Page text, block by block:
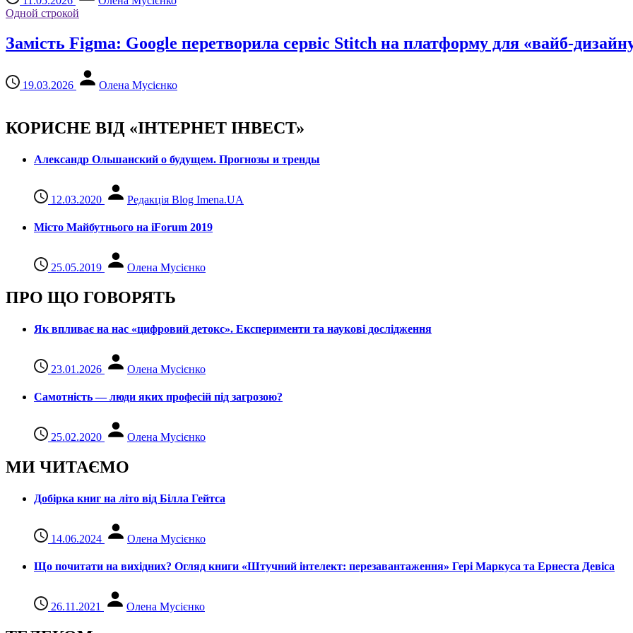
Одной строкой
Замість Figma: Google перетворила сервіс Stitch на платформу для «вайб-
19.03.2026 Олена Мусієнко
КОРИСНЕ ВІД «ІНТЕРНЕТ ІНВЕСТ»
Александр Ольшанский о будущем. Прогнозы и тренды
12.03.2020 Редакція Blog Imena.UA
Місто Майбутнього на iForum 2019
25.05.2019 Олена Мусієнко
ПРО ЩО ГОВОРЯТЬ
Як впливає на нас «цифровий детокс». Експерименти та наукові дослідження
23.01.2026 Олена Мусієнко
Самотність — люди яких професій під загрозою?
25.02.2020 Олена Мусієнко
МИ ЧИТАЄМО
Добірка книг на літо від Білла Гейтса
14.06.2024 Олена Мусієнко
Що почитати на вихідних? Огляд книги «Штучний інтелект: перезавантаження» Гері Маркуса та Ернеста Девіса
26.11.2021 Олена Мусієнко